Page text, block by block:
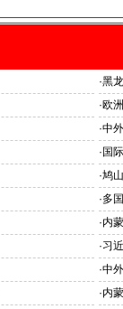
·黑
·欧
·中
· 国
·鸠
·多
效
·内
·习
·中
·内